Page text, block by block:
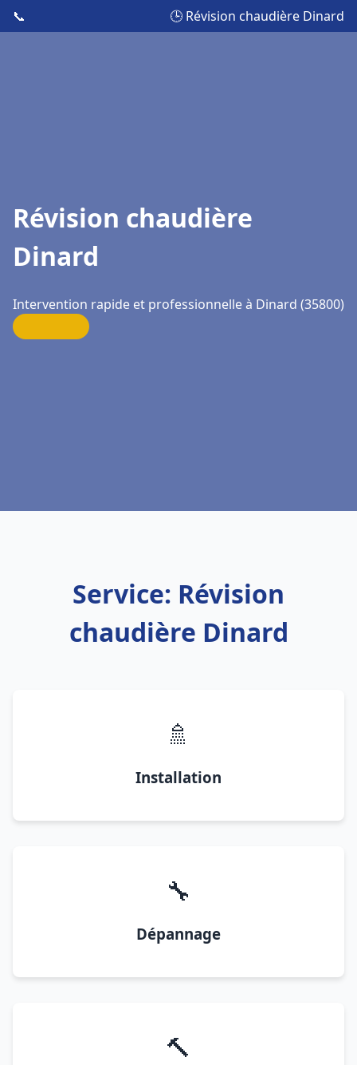
📞 🕒 Révision chaudière Dinard
Révision chaudière
Dinard
Intervention rapide et professionnelle à Dinard (35800)
Service: Révision
chaudière Dinard
🚿
Installation
🔧
Dépannage
🔨